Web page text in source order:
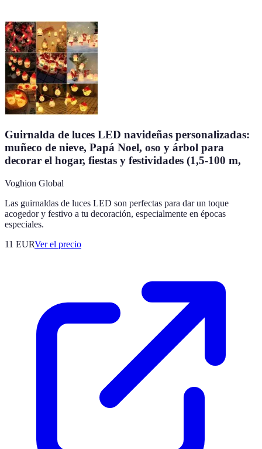
Guirnalda de luces LED navideñas personalizadas:
muñeco de nieve, Papá Noel, oso y árbol para
decorar el hogar, fiestas y festividades (1,5-100 m,
Voghion Global
Las guirnaldas de luces LED son perfectas para dar un toque
acogedor y festivo a tu decoración, especialmente en épocas
especiales.
11 EURVer el precio